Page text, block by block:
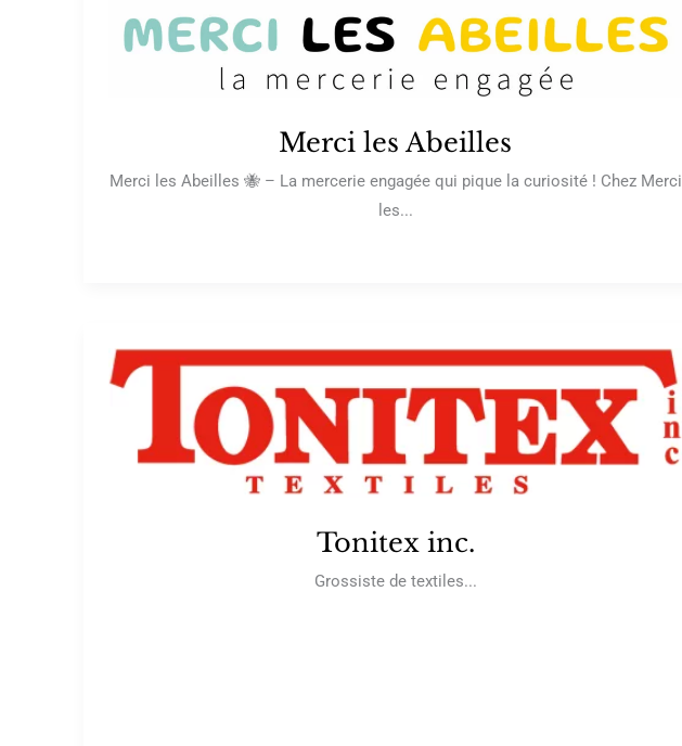
Merci les Abeilles
Merci les Abeilles 🐝 – La mercerie engagée qui pique la curiosité ! Chez Merci
les...
Tonitex inc.
Grossiste de textiles...